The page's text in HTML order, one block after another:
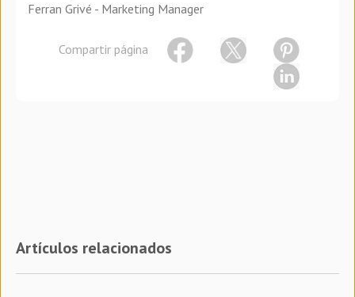
Ferran Grivé - Marketing Manager
Compartir página
Artículos relacionados